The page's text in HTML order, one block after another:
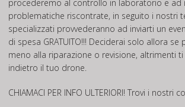
procederemo al controllo in laboratorio e ad
problematiche riscontrate, in seguito i nostri
specializzati provvederanno ad inviarti un
di spesa GRATUITO!!! Deciderai solo allora se
meno alla riparazione o revisione, altrimenti
indietro il tuo drone.
CHIAMACI PER INFO ULTERIORI! Trovi i nostri